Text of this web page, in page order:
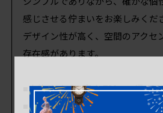
感じさせる佇まいをお楽しみくだ
デザイン性が高く、空間のアクセ
存在感があります。
■本体サイズ 高さ:730mm 幅
■アームまでの高さ 515mm